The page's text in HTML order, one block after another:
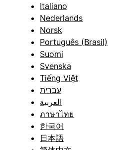
Italiano
Nederlands
Norsk
Português (Brasil)
Suomi
Svenska
Tiếng Việt
עברית
العربية
ภาษาไทย
한국어
日本語